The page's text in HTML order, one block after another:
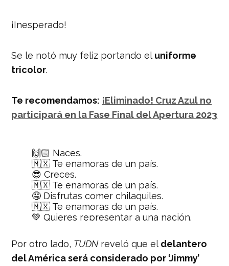
¡Inesperado!
Se le notó muy feliz portando el uniforme
tricolor.
Te recomendamos: ¡Eliminado! Cruz Azul no
participará en la Fase Final del Apertura 2023
🙌🏻 Naces.
🇲🇽 Te enamoras de un país.
😎 Creces.
🇲🇽 Te enamoras de un país.
🤤 Disfrutas comer chilaquiles.
🇲🇽 Te enamoras de un país.
💚 Quieres representar a una nación.
🔥 LO CUMPLES 🔥
#QuiñonEsMexicano
pic.twitter.com/b7HDeDsuJX
Por otro lado, TUDNreveló que el delantero
del América será considerado por ‘Jimmy’